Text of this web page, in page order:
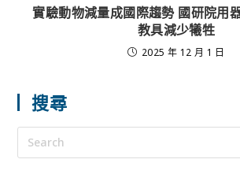
實驗動物減量成國際趨勢 國研院用
教具減少犧牲
2025 年 12 月 1 日
搜尋